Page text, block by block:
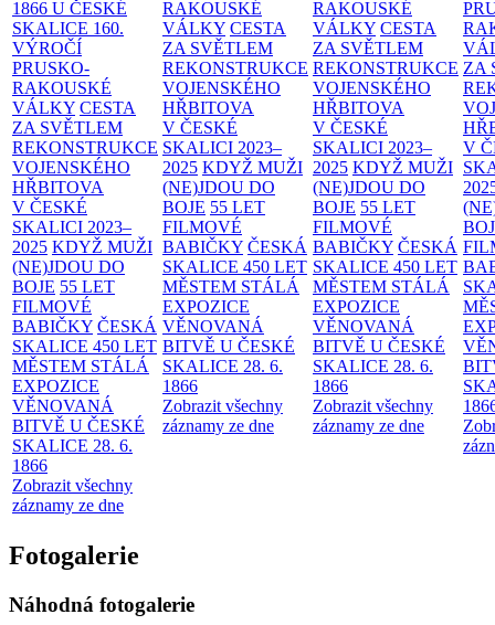
1866 U ČESKÉ
SKALICE 160.
VÝROČÍ
PRUSKO-
RAKOUSKÉ
VÁLKY CESTA
ZA SVĚTLEM
REKONSTRUKCE
VOJENSKÉHO
HŘBITOVA
V ČESKÉ
SKALICI 2023–
2025 KDYŽ MUŽI
(NE)JDOU DO
BOJE 55 LET
FILMOVÉ
BABIČKY ČESKÁ
SKALICE 450 LET
MĚSTEM STÁLÁ
EXPOZICE
VĚNOVANÁ
BITVĚ U ČESKÉ
SKALICE 28. 6.
1866
Zobrazit všechny
záznamy ze dne
RAKOUSKÉ
VÁLKY CESTA
ZA SVĚTLEM
REKONSTRUKCE
VOJENSKÉHO
HŘBITOVA
V ČESKÉ
SKALICI 2023–
2025 KDYŽ MUŽI
(NE)JDOU DO
BOJE 55 LET
FILMOVÉ
BABIČKY ČESKÁ
SKALICE 450 LET
MĚSTEM STÁLÁ
EXPOZICE
VĚNOVANÁ
BITVĚ U ČESKÉ
SKALICE 28. 6.
1866
Zobrazit všechny
záznamy ze dne
RAKOUSKÉ
VÁLKY CESTA
ZA SVĚTLEM
REKONSTRUKCE
VOJENSKÉHO
HŘBITOVA
V ČESKÉ
SKALICI 2023–
2025 KDYŽ MUŽI
(NE)JDOU DO
BOJE 55 LET
FILMOVÉ
BABIČKY ČESKÁ
SKALICE 450 LET
MĚSTEM STÁLÁ
EXPOZICE
VĚNOVANÁ
BITVĚ U ČESKÉ
SKALICE 28. 6.
1866
Zobrazit všechny
záznamy ze dne
ZA
V
Fotogalerie
Náhodná fotogalerie